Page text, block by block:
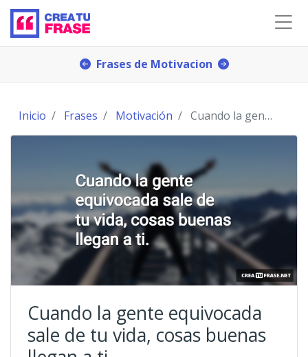
Frases de Motivacion
Inicio Frases Motivación Cuando la gente equivocada sale de tu vida, cosas
Cuando la gente equivocada
sale de tu vida, cosas buenas